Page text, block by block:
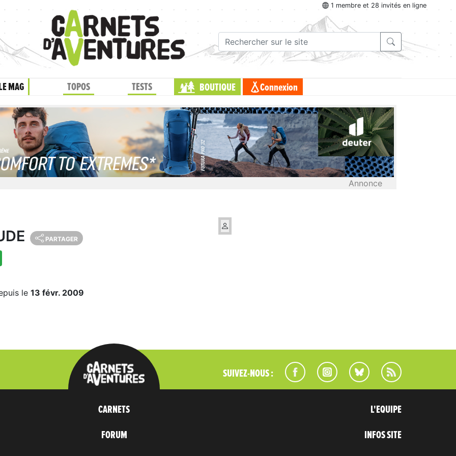
1 membre et 28 invités en ligne
MAG TOPOS TESTS BOUTIQUE Connexion
Annonce
PARTAGER
le 13 févr. 2009
SUIVEZ-NOUS :
CARNETS
FORUM
L'EQUIPE
INFOS SITE